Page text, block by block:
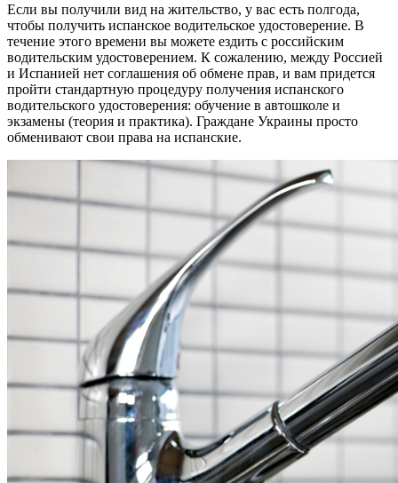
Если вы получили вид на жительство, у вас есть полгода,
чтобы получить испанское водительское удостоверение. В
течение этого времени вы можете ездить с российским
водительским удостоверением. К сожалению, между Россией
и Испанией нет соглашения об обмене прав, и вам придется
пройти стандартную процедуру получения испанского
водительского удостоверения: обучение в автошколе и
экзамены (теория и практика). Граждане Украины просто
обменивают свои права на испанские.